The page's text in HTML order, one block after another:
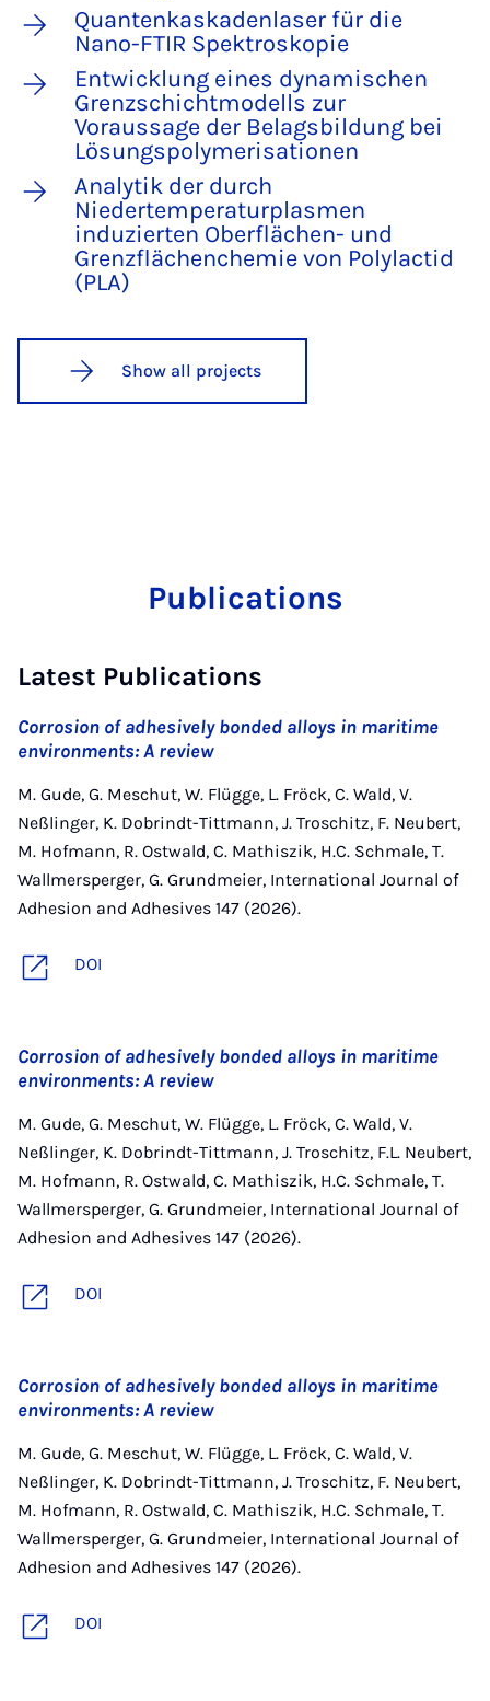
Quantenkaskadenlaser für die
Nano-FTIR Spektroskopie
Entwicklung eines dynamischen
Grenzschichtmodells zur
Voraussage der Belagsbildung bei
Lösungspolymerisationen
Analytik der durch
Niedertemperaturplasmen
induzierten Oberflächen- und
Grenzflächenchemie von Polylactid
(PLA)
Show all projects
Publications
Latest Publications
Corrosion of adhesively bonded alloys in maritime
environments: A review
M. Gude, G. Meschut, W. Flügge, L. Fröck, C. Wald, V.
Neßlinger, K. Dobrindt-Tittmann, J. Troschitz, F. Neubert,
M. Hofmann, R. Ostwald, C. Mathiszik, H.C. Schmale, T.
Wallmersperger, G. Grundmeier, International Journal of
Adhesion and Adhesives 147 (2026).
DOI
Corrosion of adhesively bonded alloys in maritime
environments: A review
M. Gude, G. Meschut, W. Flügge, L. Fröck, C. Wald, V.
Neßlinger, K. Dobrindt-Tittmann, J. Troschitz, F.L. Neubert,
M. Hofmann, R. Ostwald, C. Mathiszik, H.C. Schmale, T.
Wallmersperger, G. Grundmeier, International Journal of
Adhesion and Adhesives 147 (2026).
DOI
Corrosion of adhesively bonded alloys in maritime
environments: A review
M. Gude, G. Meschut, W. Flügge, L. Fröck, C. Wald, V.
Neßlinger, K. Dobrindt-Tittmann, J. Troschitz, F. Neubert,
M. Hofmann, R. Ostwald, C. Mathiszik, H.C. Schmale, T.
Wallmersperger, G. Grundmeier, International Journal of
Adhesion and Adhesives 147 (2026).
DOI